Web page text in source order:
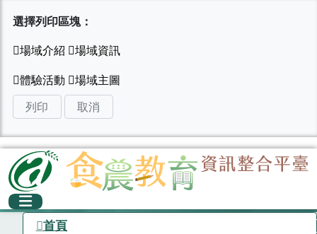
選擇列印區塊：
列印 取消
首頁